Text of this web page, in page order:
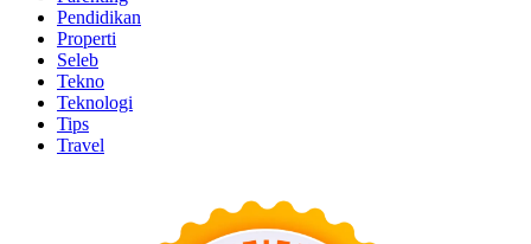
Pendidikan
Properti
Seleb
Tekno
Teknologi
Tips
Travel